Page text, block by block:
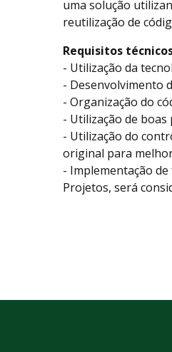
uma solução
reutilização de
Requisitos
- Utilização da
- Desenvolvimento
- Organização do
- Utilização de
- Utilização do
original para
- Implementação
Projetos, será